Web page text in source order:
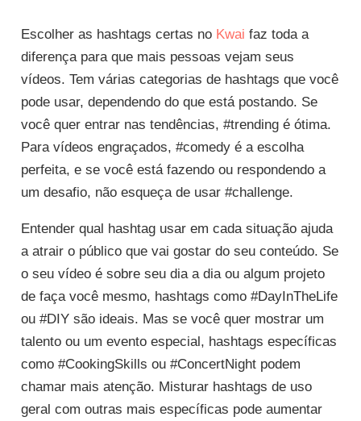
Escolher as hashtags certas no Kwai faz toda a
diferença para que mais pessoas vejam seus
vídeos. Tem várias categorias de hashtags que você
pode usar, dependendo do que está postando. Se
você quer entrar nas tendências, #trending é ótima.
Para vídeos engraçados, #comedy é a escolha
perfeita, e se você está fazendo ou respondendo a
um desafio, não esqueça de usar #challenge.
Entender qual hashtag usar em cada situação ajuda
a atrair o público que vai gostar do seu conteúdo. Se
o seu vídeo é sobre seu dia a dia ou algum projeto
de faça você mesmo, hashtags como #DayInTheLife
ou #DIY são ideais. Mas se você quer mostrar um
talento ou um evento especial, hashtags específicas
como #CookingSkills ou #ConcertNight podem
chamar mais atenção. Misturar hashtags de uso
geral com outras mais específicas pode aumentar